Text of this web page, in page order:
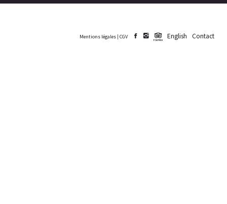
Mentions légales | CGV English Contact